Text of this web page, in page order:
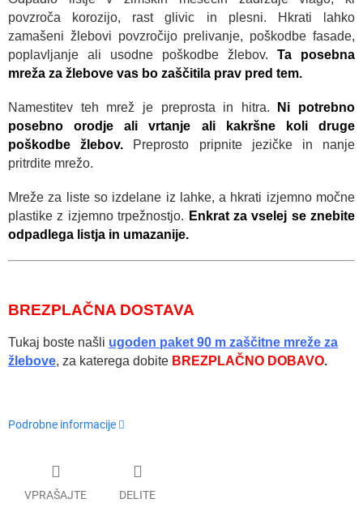
povzroča korozijo, rast glivic in plesni. Hkrati lahko
zamašeni žlebovi povzročijo prelivanje, poškodbe fasade,
poplavljanje ali usodne poškodbe žlebov. Ta posebna
mreža za žlebove vas bo zaščitila prav pred tem.
Namestitev teh mrež je preprosta in hitra.
Ni potrebno
posebno orodje ali vrtanje ali kakršne koli druge
poškodbe žlebov. Preprosto pripnite jezičke in nanje
pritrdite mrežo.
Mreže za liste so izdelane iz lahke, a hkrati izjemno močne
plastike z izjemno trpežnostjo. Enkrat za vselej se znebite
odpadlega listja in umazanije.
BREZPLAČNA DOSTAVA
Tukaj boste našli ugoden paket 90 m zaščitne mreže za
žlebove, za katerega dobite BREZPLAČNO DOBAVO.
Podrobne informacije
VPRAŠAJTE DELITE